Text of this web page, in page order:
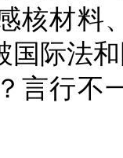
核材料
国际法
言行不